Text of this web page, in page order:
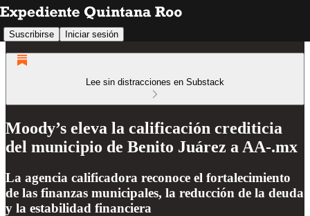
Suscribirse Iniciar sesión
Lee sin distracciones en Substack
Moody’s eleva la calificación crediticia
del municipio de Benito Juárez a AA-.mx
La agencia calificadora reconoce el fortalecimiento
de las finanzas municipales, la reducción de la deuda
y la estabilidad financiera